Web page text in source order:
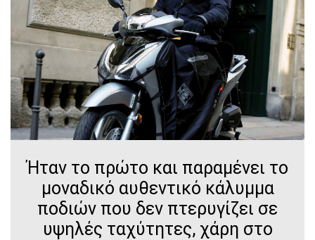
Ήταν το πρώτο και παραμένει το
μοναδικό αυθεντικό κάλυμμα
ποδιών που δεν πτερυγίζει σε
υψηλές ταχύτητες, χάρη στο